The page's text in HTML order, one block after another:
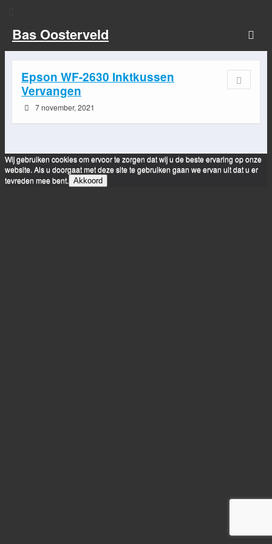
Bas Oosterveld
Epson WF-2630 Inktkussen
Vervangen
7 november, 2021
Wij gebruiken cookies om ervoor te zorgen dat wij u de beste ervaring op onze
website. Als u doorgaat met deze site te gebruiken gaan we ervan uit dat u er
tevreden mee bent. Akkoord